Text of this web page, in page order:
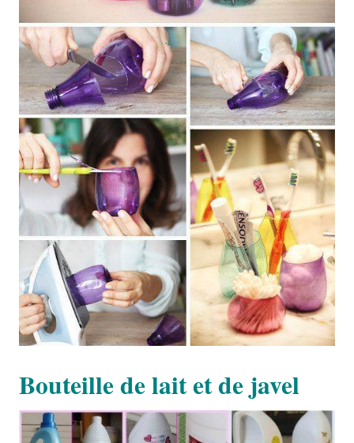
Bouteille de lait et de javel